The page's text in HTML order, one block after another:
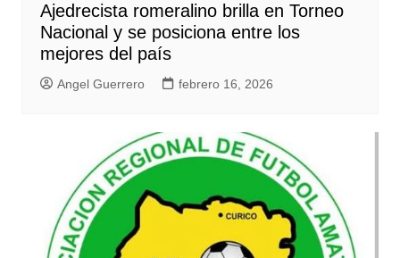
Ajedrecista romeralino brilla en Torneo
Nacional y se posiciona entre los
mejores del país
Angel Guerrero febrero 16, 2026